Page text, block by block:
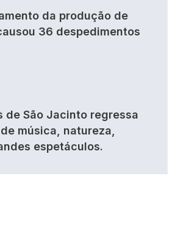
da produção de
36 despedimentos
de São Jacinto regressa
música, natureza,
espetáculos.